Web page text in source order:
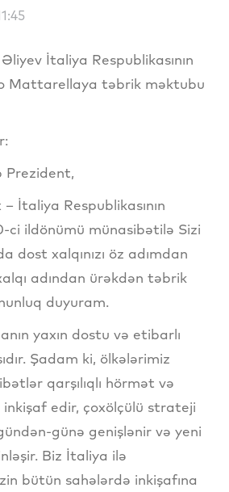
İtaliya Respublikasının
Mattarellaya təbrik məktubu
Prezident,
İtaliya Respublikasının
ci ildönümü münasibətilə Sizi
dost xalqınızı öz adımdan
adından ürəkdən təbrik
duyuram.
yaxın dostu və etibarlı
Şadam ki, ölkələrimiz
qarşılıqlı hörmət və
edir, çoxölçülü strateji
günə genişlənir və yeni
Biz İtaliya ilə
bütün sahələrdə inkişafına